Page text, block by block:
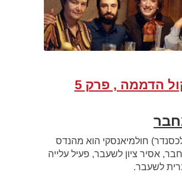
הדממה , פרק 5
חולמיאנסקי הוא מהנדס
אסיר ציון לשעבר, פעיל עלייה
לשעבר.